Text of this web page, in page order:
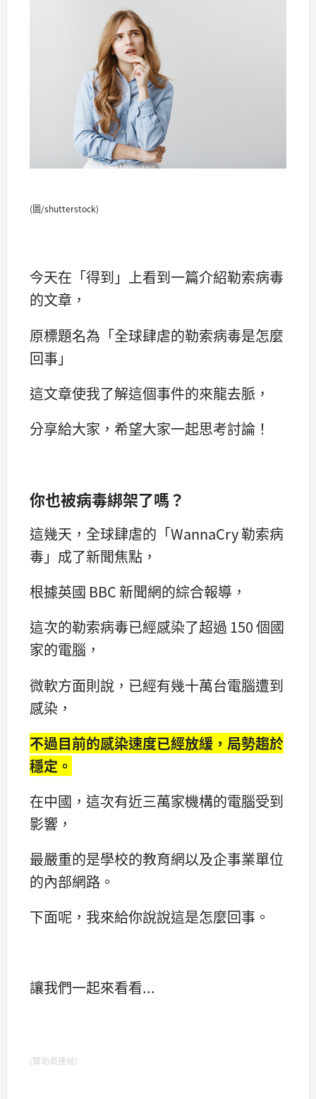
(圖/shutterstock)
今天在「得到」上看到一篇介紹勒索病毒
的文章，
原標題名為「全球肆虐的勒索病毒是怎麼
回事」
這文章使我了解這個事件的來龍去脈，
分享給大家，希望大家一起思考討論！
你也被病毒綁架了嗎？
這幾天，全球肆虐的「WannaCry 勒索病
毒」成了新聞焦點，
根據英國 BBC 新聞網的綜合報導，
這次的勒索病毒已經感染了超過 150 個國
家的電腦，
微軟方面則說，已經有幾十萬台電腦遭到
感染，
不過目前的感染速度已經放緩，局勢趨於
穩定。
在中國，這次有近三萬家機構的電腦受到
影響，
最嚴重的是學校的教育網以及企事業單位
的內部網路。
下面呢，我來給你說說這是怎麼回事。
讓我們一起來看看...
(贊助商連結)